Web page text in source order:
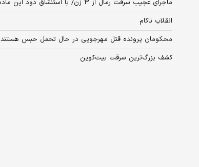
ماجرای عجیب سرقت رمال از ۳ زن/ با استنشاق دود این ماده بیهوش شدیم
انقلاب ناکام
محکومان پرونده قتل مهرجویی در حال تحمل حبس هستند
کشف بزرگ‌ترین سرقت بیت‌کوین